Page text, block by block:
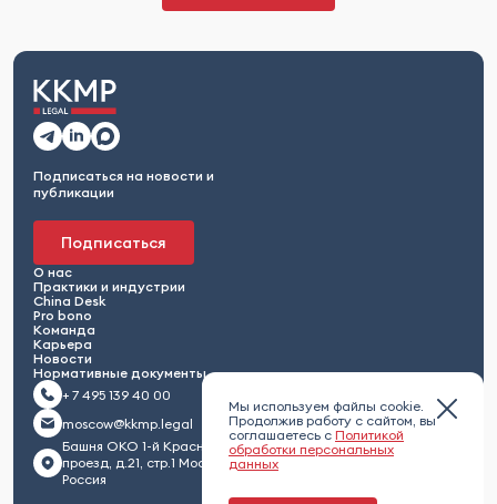
Мы используем файлы cookie.
Продолжив работу с сайтом, вы
соглашаетесь с Политикой
обработки персональных
данных
Подписаться на новости и
публикации
Подписаться
О нас
Практики и индустрии
China Desk
Pro bono
Команда
Карьера
Новости
Нормативные документы
+ 7 495 139 40 00
moscow@kkmp.legal
Башня ОКО 1-й Красногвардейский
проезд, д.21, стр.1 Москва 123112,
Россия